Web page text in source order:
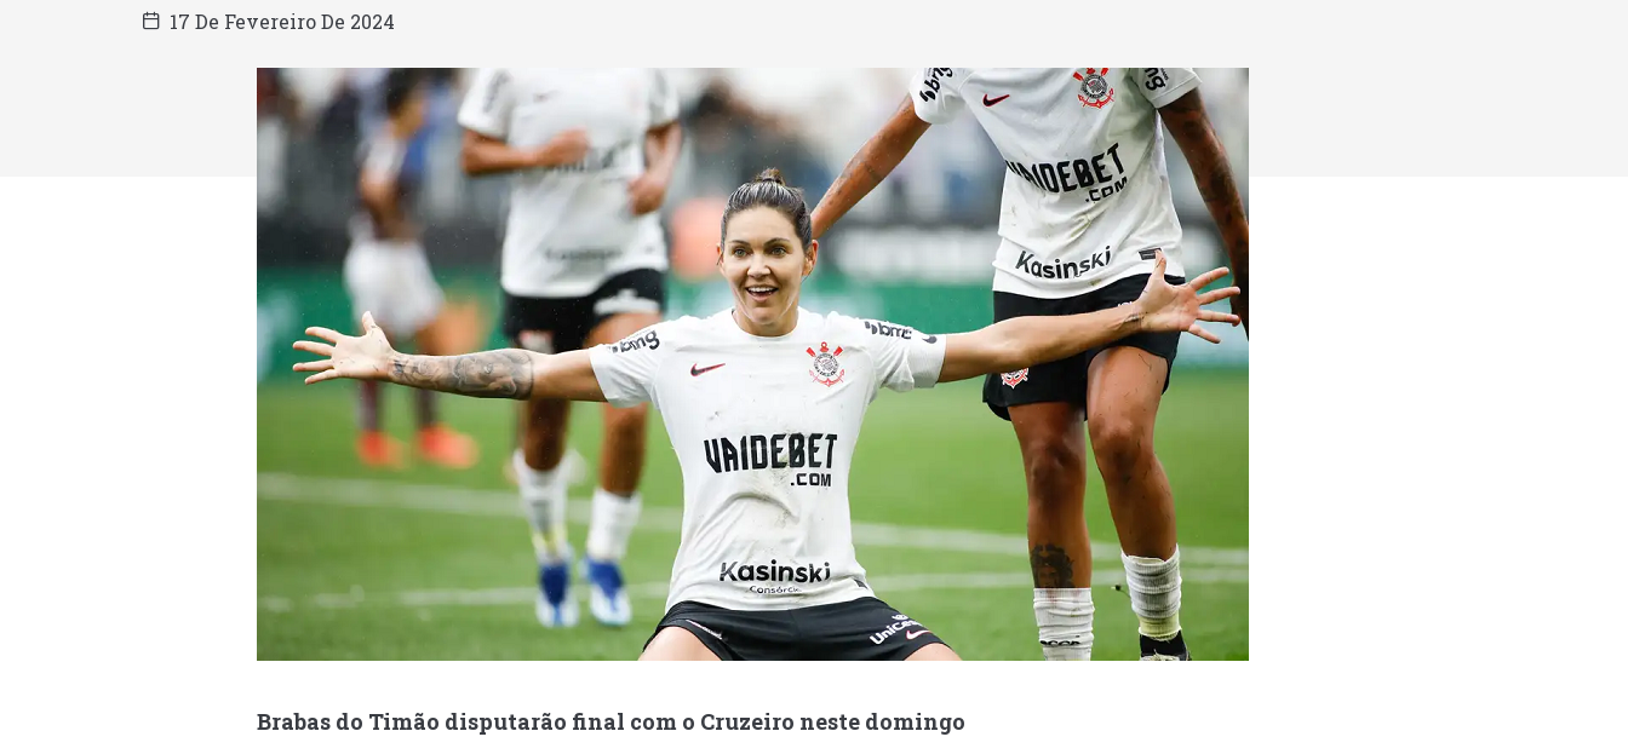
17 De Fevereiro De 2024
Brabas do Timão disputarão final com o Cruzeiro neste domingo